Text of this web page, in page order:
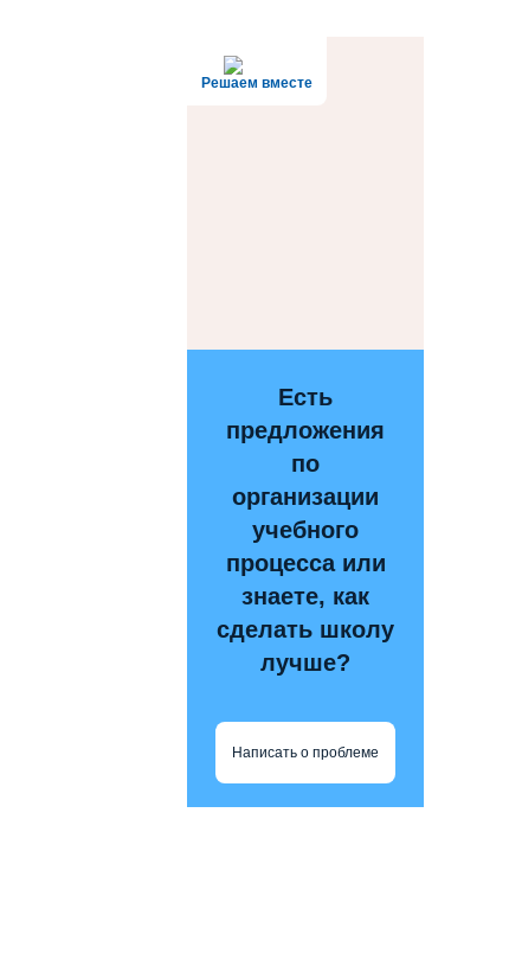
Решаем вместе
Есть
предложения
по
организации
учебного
процесса или
знаете, как
сделать школу
лучше?
Написать о проблеме